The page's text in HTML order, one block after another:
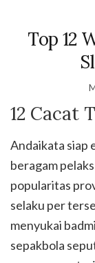
Top 12
12 Cacat
Andaikata siap
beragam
popularitas
selaku per
menyukai
sepakbola